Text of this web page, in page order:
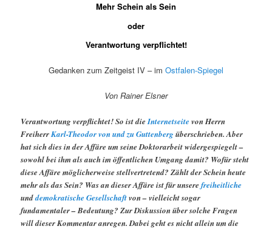
Mehr Schein als Sein
oder
Verantwortung verpflichtet!
Gedanken zum Zeitgeist IV – im Ostfalen-Spiegel
Von Rainer Elsner
Verantwortung verpflichtet! So ist dieInternetseite von Herrn
FreiherrKarl-Theodor von und zu Guttenbergüberschrieben. Aber
hat sich dies in der Affäre um seine Doktorarbeit widergespiegelt –
sowohl bei ihm als auch im öffentlichen Umgang damit? Wofür steht
diese Affäre möglicherweise stellvertretend? Zählt der Schein heute
mehr als das Sein? Was an dieser Affäre ist für unserefreiheitliche
unddemokratische Gesellschaftvon – vielleicht sogar
fundamentaler – Bedeutung? Zur Diskussion über solche Fragen
will dieser Kommentar anregen. Dabei geht es nicht allein um die